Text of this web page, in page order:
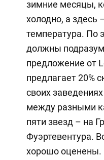
зимние месяцы,
холодно, а здесь
температура. По
должны
предложение от
предлагает 20%
своих
между разными
пяти звезд – на
Фуэртевентура.
хорошо оценены.